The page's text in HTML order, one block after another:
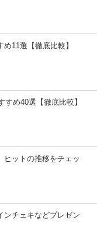
11選【徹底比較】
め40選【徹底比較】
ヒットの推移をチェッ
ンチェキなどプレゼン